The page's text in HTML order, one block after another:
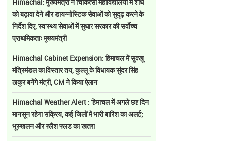
Himachal: मुख्यमंत्री ने चिकित्सा महाविद्यालयों में शोध
को बढ़ावा देने और डायग्नोस्टिक सेवाओं को सुदृढ़ करने के
निर्देश दिए, स्वास्थ्य सेवाओं में सुधार सरकार की सर्वाेच्च
प्राथमिकताः मुख्यमंत्री
Himachal Cabinet Expension: हिमाचल में सुक्खू
मंत्रिमंडल का विस्तार तय, कुल्लू के विधायक सुंदर सिंह
ठाकुर बनेंगे मंत्री, CM ने किया ऐलान
Himachal Weather Alert : हिमाचल में अगले छह दिन
मानसून रहेगा सक्रिय, कई जिलों में भारी बारिश का अलर्ट;
भूस्खलन और फ्लैश फ्लड का खतरा